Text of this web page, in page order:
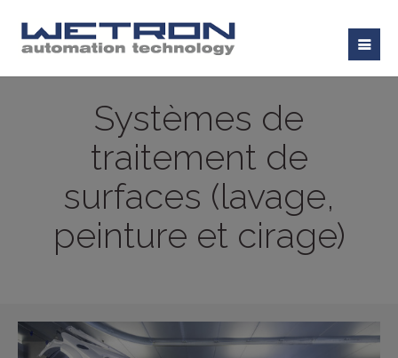
Systèmes de
traitement de
surfaces (lavage,
peinture et cirage)